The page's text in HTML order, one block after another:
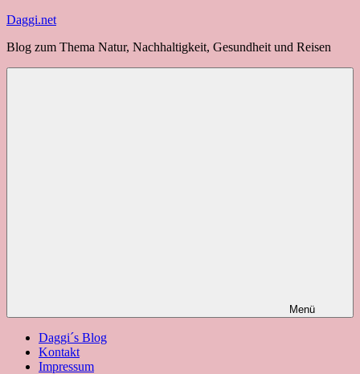
Zum
springen
Daggi.net
Blog zum Thema Natur, Nachhaltigkeit, Gesundheit und Reisen
Menü
Daggi´s Blog
Kontakt
Impressum